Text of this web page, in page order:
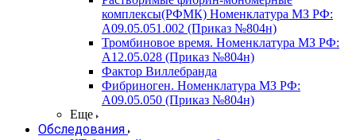
комплексы(РФМК) Номенклатура МЗ РФ:
A09.05.051.002 (Приказ №804н)
Тромбиновое время. Номенклатура МЗ РФ:
A12.05.028 (Приказ №804н)
Фактор Виллебранда
Фибриноген. Номенклатура МЗ РФ:
A09.05.050 (Приказ №804н)
Еще
Обследования